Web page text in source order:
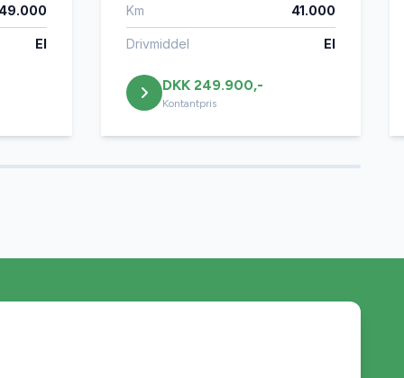
El
Km 41.000
Drivmiddel El
DKK 249.900,-
Kontantpris